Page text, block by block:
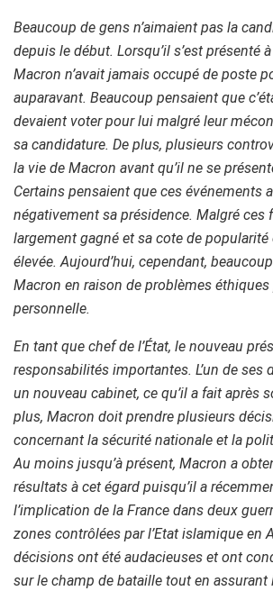
Beaucoup de gens n’aimaient pas la
depuis le début. Lorsqu’il s’est présenté
Macron n’avait jamais occupé de poste
auparavant. Beaucoup pensaient que
devaient voter pour lui malgré leur
sa candidature. De plus, plusieurs
la vie de Macron avant qu’il ne se
Certains pensaient que ces événements
négativement sa présidence. Malgré ces
largement gagné et sa cote de
élevée. Aujourd’hui, cependant,
Macron en raison de problèmes éthiques
personnelle.
En tant que chef de l’État, le nouveau
responsabilités importantes. L’un de ses
un nouveau cabinet, ce qu’il a fait après
plus, Macron doit prendre plusieurs
concernant la sécurité nationale et la
Au moins jusqu’à présent, Macron a
résultats à cet égard puisqu’il a
l’implication de la France dans deux
zones contrôlées par l’Etat islamique en
décisions ont été audacieuses et ont
sur le champ de bataille tout en assurant